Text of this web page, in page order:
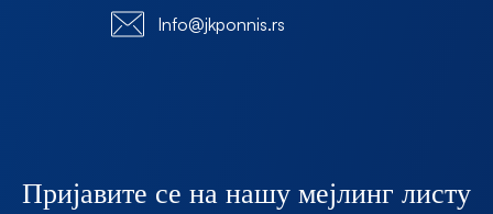
Info@jkponnis.rs
Пријавите се на нашу мејлинг листу